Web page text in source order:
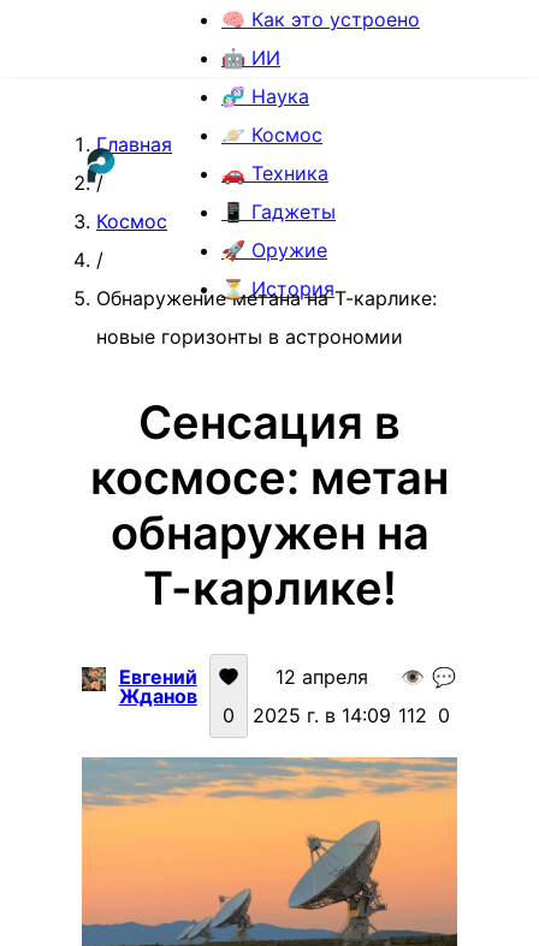
🧠 Как это устроено
🤖 ИИ
🧬 Наука
🪐 Космос
🚗 Техника
📱 Гаджеты
🚀 Оружие
⏳ История
Главная
/
Космос
/
Обнаружение метана на Т-карлике:
новые горизонты в астрономии
Сенсация в
космосе: метан
обнаружен на
Т-карлике!
Евгений
Жданов
0
12 апреля
2025 г. в 14:09
👁️
112
💬
0